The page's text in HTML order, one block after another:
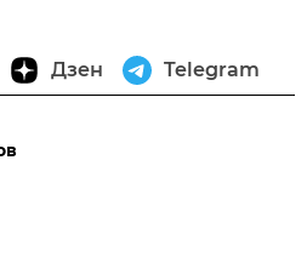
Дзен Telegram